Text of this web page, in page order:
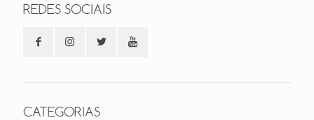
REDES SOCIAIS
CATEGORIAS